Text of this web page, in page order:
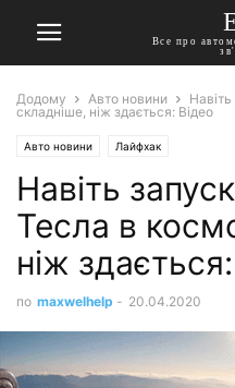
Все про
Додому Авто новини
складніше, ніж здається: Відео
Авто новини Лайфхак
Навіть
Тесла в
ніж
по maxwelhelp - 20.04.2020